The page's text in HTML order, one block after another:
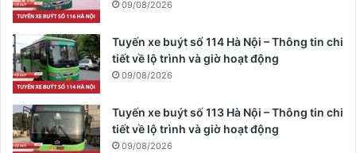
09/08/2026
Tuyến xe buýt số 114 Hà Nội – Thông tin chi
tiết về lộ trình và giờ hoạt động
09/08/2026
Tuyến xe buýt số 113 Hà Nội – Thông tin chi
tiết về lộ trình và giờ hoạt động
09/08/2026